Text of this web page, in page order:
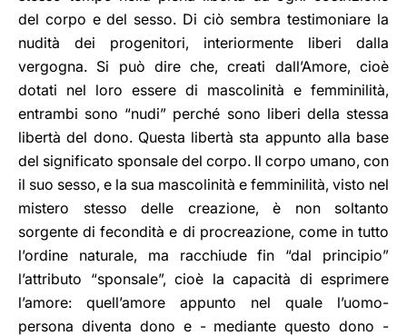
del corpo e del sesso. Di ciò sembra testimoniare la
nudità dei progenitori, interiormente liberi dalla
vergogna. Si può dire che, creati dall’Amore, cioè
dotati nel loro essere di mascolinità e femminilità,
entrambi sono “nudi” perché sono liberi della stessa
libertà del dono. Questa libertà sta appunto alla base
del significato sponsale del corpo. Il corpo umano, con
il suo sesso, e la sua mascolinità e femminilità, visto nel
mistero stesso delle creazione, è non soltanto
sorgente di fecondità e di procreazione, come in tutto
l’ordine naturale, ma racchiude fin “dal principio”
l’attributo “sponsale”, cioè la capacità di esprimere
l’amore: quell’amore appunto nel quale l’uomo-
persona diventa dono e - mediante questo dono -